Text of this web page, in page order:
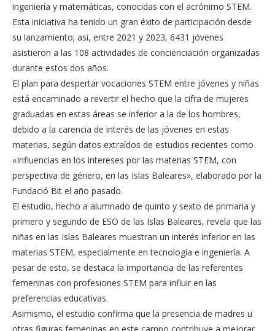
ingeniería y matemáticas, conocidas con el acrónimo STEM.
Esta iniciativa ha tenido un gran éxito de participación desde
su lanzamiento; así, entre 2021 y 2023, 6431 jóvenes
asistieron a las 108 actividades de concienciación organizadas
durante estos dos años.
El plan para despertar vocaciones STEM entre jóvenes y niñas
está encaminado a revertir el hecho que la cifra de mujeres
graduadas en estas áreas se inferior a la de los hombres,
debido a la carencia de interés de las jóvenes en estas
materias, según datos extraídos de estudios recientes como
«Influencias en los intereses por las materias STEM, con
perspectiva de género, en las Islas Baleares», elaborado por la
Fundació Bit el año pasado.
El estudio, hecho a alumnado de quinto y sexto de primaria y
primero y segundo de ESO de las Islas Baleares, revela que las
niñas en las Islas Baleares muestran un interés inferior en las
materias STEM, especialmente en tecnología e ingeniería. A
pesar de esto, se destaca la importancia de las referentes
femeninas con profesiones STEM para influir en las
preferencias educativas.
Asimismo, el estudio confirma que la presencia de madres u